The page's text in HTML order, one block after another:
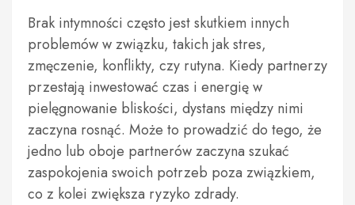
Brak intymności często jest skutkiem innych
problemów w związku, takich jak stres,
zmęczenie, konflikty, czy rutyna. Kiedy partnerzy
przestają inwestować czas i energię w
pielęgnowanie bliskości, dystans między nimi
zaczyna rosnąć. Może to prowadzić do tego, że
jedno lub oboje partnerów zaczyna szukać
zaspokojenia swoich potrzeb poza związkiem,
co z kolei zwiększa ryzyko zdrady.